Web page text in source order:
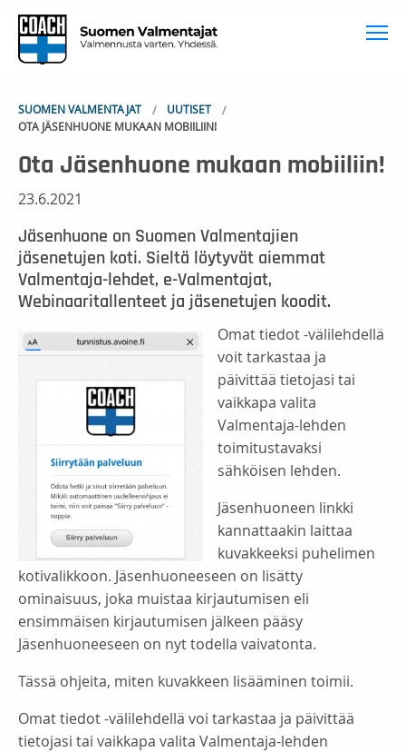
SUOMEN VALMENTAJAT
UUTISET
OTA JÄSENHUONE MUKAAN MOBIILIIN!
Ota Jäsenhuone mukaan mobiiliin!
23.6.2021
Jäsenhuone on Suomen Valmentajien
jäsenetujen koti. Sieltä löytyvät aiemmat
Valmentaja-lehdet, e-Valmentajat,
Webinaaritallenteet ja jäsenetujen koodit.
Omat tiedot -välilehdellä
voit tarkastaa ja
päivittää tietojasi tai
vaikkapa valita
Valmentaja-lehden
toimitustavaksi
sähköisen lehden.
Jäsenhuoneen linkki
kannattaakin laittaa
kuvakkeeksi puhelimen
kotivalikkoon. Jäsenhuoneeseen on lisätty
ominaisuus, joka muistaa kirjautumisen eli
ensimmäisen kirjautumisen jälkeen pääsy
Jäsenhuoneeseen on nyt todella vaivatonta.
Tässä ohjeita, miten kuvakkeen lisääminen toimii.
Omat tiedot -välilehdellä voi tarkastaa ja päivittää
tietojasi tai vaikkapa valita Valmentaja-lehden